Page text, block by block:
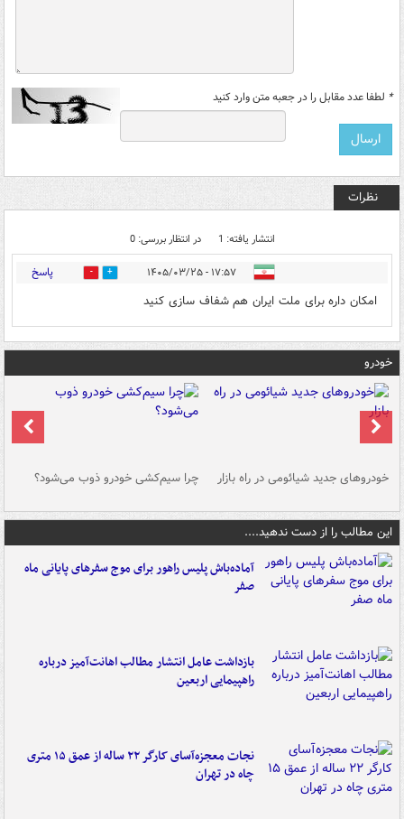
* لطفا عدد مقابل را در جعبه متن وارد کنید
نظرات
انتشار یافته: 1 در انتظار بررسی: 0
۱۷:۵۷ - ۱۴۰۵/۰۳/۲۵ 2 پاسخ
امکان داره برای ملت ایران هم شفاف سازی کنید
خودرو
خودروهای جدید شیائومی در راه بازار چرا سیم‌کشی خودرو ذوب می‌شود؟
این مطالب را از دست ندهید....
آماده‌باش پلیس راهور برای موج سفرهای پایانی ماه
صفر
بازداشت عامل انتشار مطالب اهانت‌آمیز درباره
راهپیمایی اربعین
نجات معجزه‌آسای کارگر ۲۲ ساله از عمق ۱۵ متری
چاه در تهران